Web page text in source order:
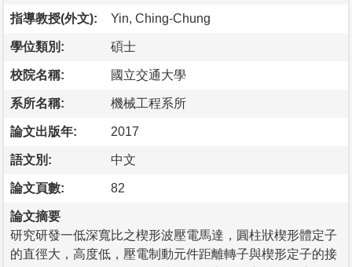
指導教授(外文): Yin, Ching-Chung
學位類別: 碩士
校院名稱: 國立交通大學
系所名稱: 機械工程系所
論文出版年: 2017
語文別: 中文
論文頁數: 82
論文摘要
研究研發一低深寬比之楔形波壓電馬達，圓柱狀楔形體定子
的直徑大，高度低，壓電制動元件距離轉子與楔形定子的接